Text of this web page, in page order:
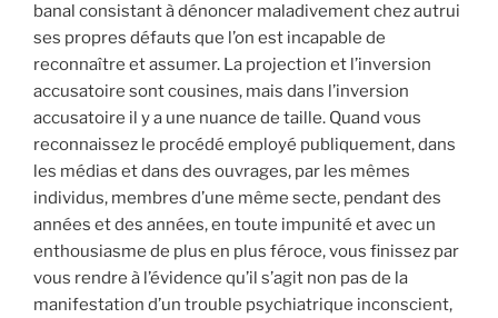
banal consistant à dénoncer maladivement chez autrui
ses propres défauts que l’on est incapable de
reconnaître et assumer. La projection et l’inversion
accusatoire sont cousines, mais dans l’inversion
accusatoire il y a une nuance de taille. Quand vous
reconnaissez le procédé employé publiquement, dans
les médias et dans des ouvrages, par les mêmes
individus, membres d’une même secte, pendant des
années et des années, en toute impunité et avec un
enthousiasme de plus en plus féroce, vous finissez par
vous rendre à l’évidence qu’il s’agit non pas de la
manifestation d’un trouble psychiatrique inconscient,